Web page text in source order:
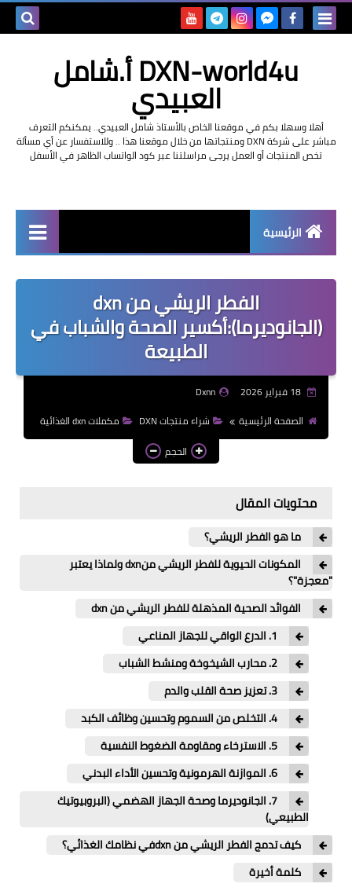
DXN-world4u أ.شامل
العبيدي
أهلا وسهلا بكم في موقعنا الخاص بالأستاذ شامل العبيدي.. يمكنكم التعرف
مباشر على شركة DXN ومنتجاتها من خلال موقعنا هذا .. وللاستفسار عن أي مسألة
تخص المنتجات أو العمل يرجى مراسلتنا عبر كود الواتساب الظاهر في الأسفل
الرئيسية
الفطر الريشي من dxn
(الجانوديرما):أكسير الصحة والشباب في
الطبيعة
18 فبراير 2026
Dxnn
الصفحة الرئيسية
شراء منتجات DXN
مكملات dxn الغذائية
الحجم
محتويات المقال
​ما هو الفطر الريشي؟
​المكونات الحيوية للفطر الريشي منdxn ولماذا يعتبر
"معجزة"؟
​الفوائد الصحية المذهلة للفطر الريشي من dxn
​1. الدرع الواقي للجهاز المناعي
​2. محارب الشيخوخة ومنشط الشباب
​3. تعزيز صحة القلب والدم
​4. التخلص من السموم وتحسين وظائف الكبد
​5. الاسترخاء ومقاومة الضغوط النفسية
​6. الموازنة الهرمونية وتحسين الأداء البدني
​7. الجانوديرما وصحة الجهاز الهضمي (البروبيوتيك
الطبيعي)
​كيف تدمج الفطر الريشي من dxnفي نظامك الغذائي؟
​كلمة أخيرة